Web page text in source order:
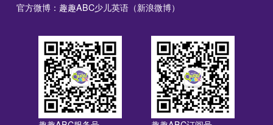
官方微博：趣趣ABC少儿英语（新浪微博）